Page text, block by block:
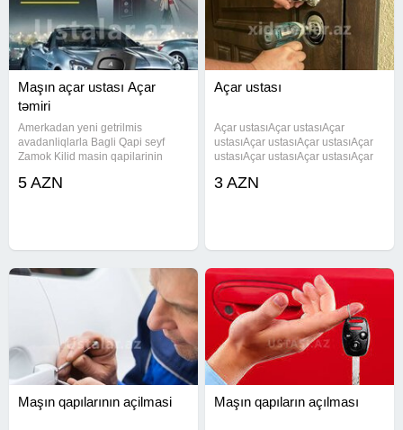
Maşın açar ustası Açar
təmiri
Amerkadan yeni getrilmis
avadanliqlarla Bagli Qapi seyf
Zamok Kilid masin qapilarinin
temir Kilid ustasi açilmasi temir
5 AZN
Açar ustası
Açar ustasıAçar ustasıAçar
ustasıAçar ustasıAçar ustasıAçar
ustasıAçar ustasıAçar ustasıAçar
ustasıAçar ustasıAçar ustasıAçar
3 AZN
Maşın qapılarının açilmasi Maşın qapıların açılması